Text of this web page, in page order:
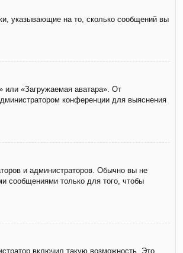
указывающие на то, сколько сообщений вы
или «Загружаемая аватара». От
конференции для выяснения
и администраторов. Обычно вы не
сообщениями только для того, чтобы
включил такую возможность. Это